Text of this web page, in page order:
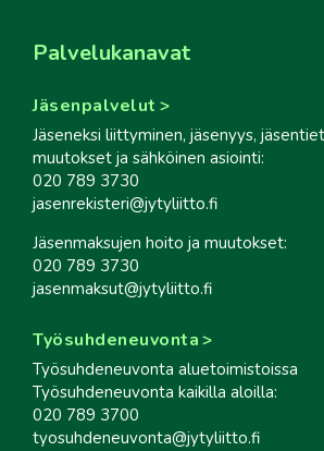
Palvelukanavat
Jäsenpalvelut
Jäseneksi liittyminen, jäsenyys,
muutokset ja sähköinen asiointi:
020 789 3730
jasenrekisteri@jytyliitto.fi
Jäsenmaksujen hoito ja muutokset:
020 789 3730
jasenmaksut@jytyliitto.fi
Työsuhdeneuvonta
Työsuhdeneuvonta aluetoimistoissa
Työsuhdeneuvonta kaikilla aloilla:
020 789 3700
tyosuhdeneuvonta@jytyliitto.fi